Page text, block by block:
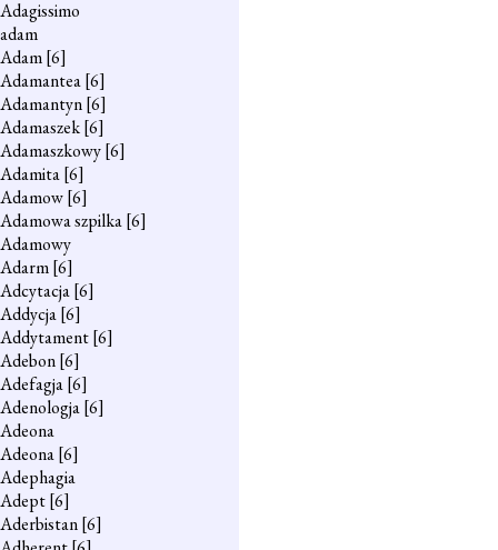
Adagissimo
adam
Adam[6]
Adamantea[6]
Adamantyn[6]
Adamaszek[6]
Adamaszkowy[6]
Adamita[6]
Adamow[6]
Adamowa szpilka[6]
Adamowy
Adarm[6]
Adcytacja[6]
Addycja[6]
Addytament[6]
Adebon[6]
Adefagja[6]
Adenologja[6]
Adeona
Adeona[6]
Adephagia
Adept[6]
Aderbistan[6]